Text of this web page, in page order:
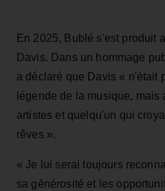
En 2025, Bublé s'est produit
Davis. Dans un hommage
a déclaré que Davis « n'était
légende de la musique,
artistes et quelqu'un qui
rêves ».
« Je lui serai toujours
sa générosité et les